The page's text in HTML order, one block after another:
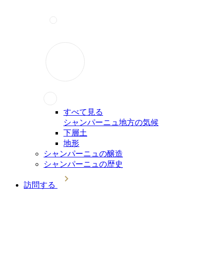
すべて見る
シャンパーニュ地方の気候
下層土
地形
シャンパーニュの醸造
シャンパーニュの歴史
訪問する